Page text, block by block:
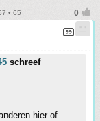
• 65
schreef
hier of